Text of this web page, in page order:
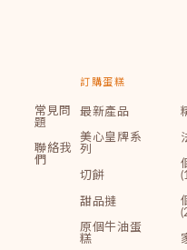
常見問
題
聯絡我
們
訂購蛋糕
最新產品
美心皇牌系
列
切餅
甜品撻
原個牛油蛋
糕